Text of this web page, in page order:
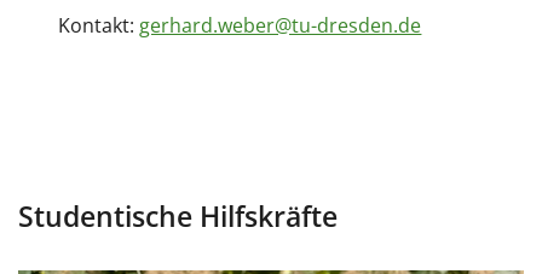
Kontakt: gerhard.weber@tu-dresden.de
Studentische Hilfskräfte